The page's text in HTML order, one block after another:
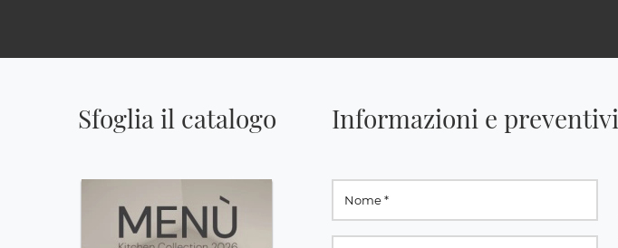
Sfoglia il catalogo Informazioni e preventivi